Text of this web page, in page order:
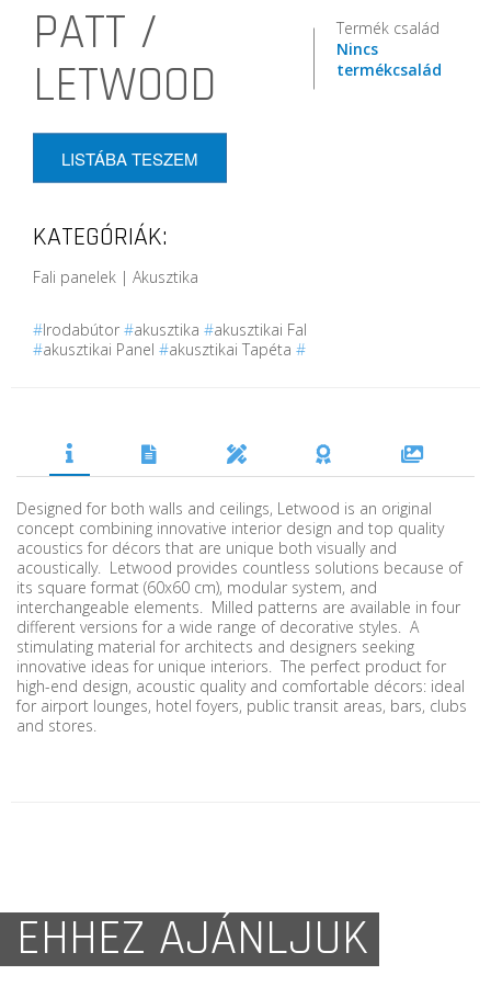
PATT /
LETWOOD
Termék család
Nincs
termékcsalád
LISTÁBA TESZEM
KATEGÓRIÁK:
Fali panelek | Akusztika
#Irodabútor #akusztika #akusztikai Fal
#akusztikai Panel #akusztikai Tapéta #
Designed for both walls and ceilings, Letwood is an original
concept combining innovative interior design and top quality
acoustics for décors that are unique both visually and
acoustically. Letwood provides countless solutions because of
its square format (60x60 cm), modular system, and
interchangeable elements. Milled patterns are available in four
different versions for a wide range of decorative styles. A
stimulating material for architects and designers seeking
innovative ideas for unique interiors. The perfect product for
high-end design, acoustic quality and comfortable décors: ideal
for airport lounges, hotel foyers, public transit areas, bars, clubs
and stores.
EHHEZ AJÁNLJUK